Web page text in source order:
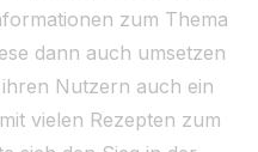
zum Thema
dann auch umsetzen
Nutzern auch ein
vielen Rezepten zum